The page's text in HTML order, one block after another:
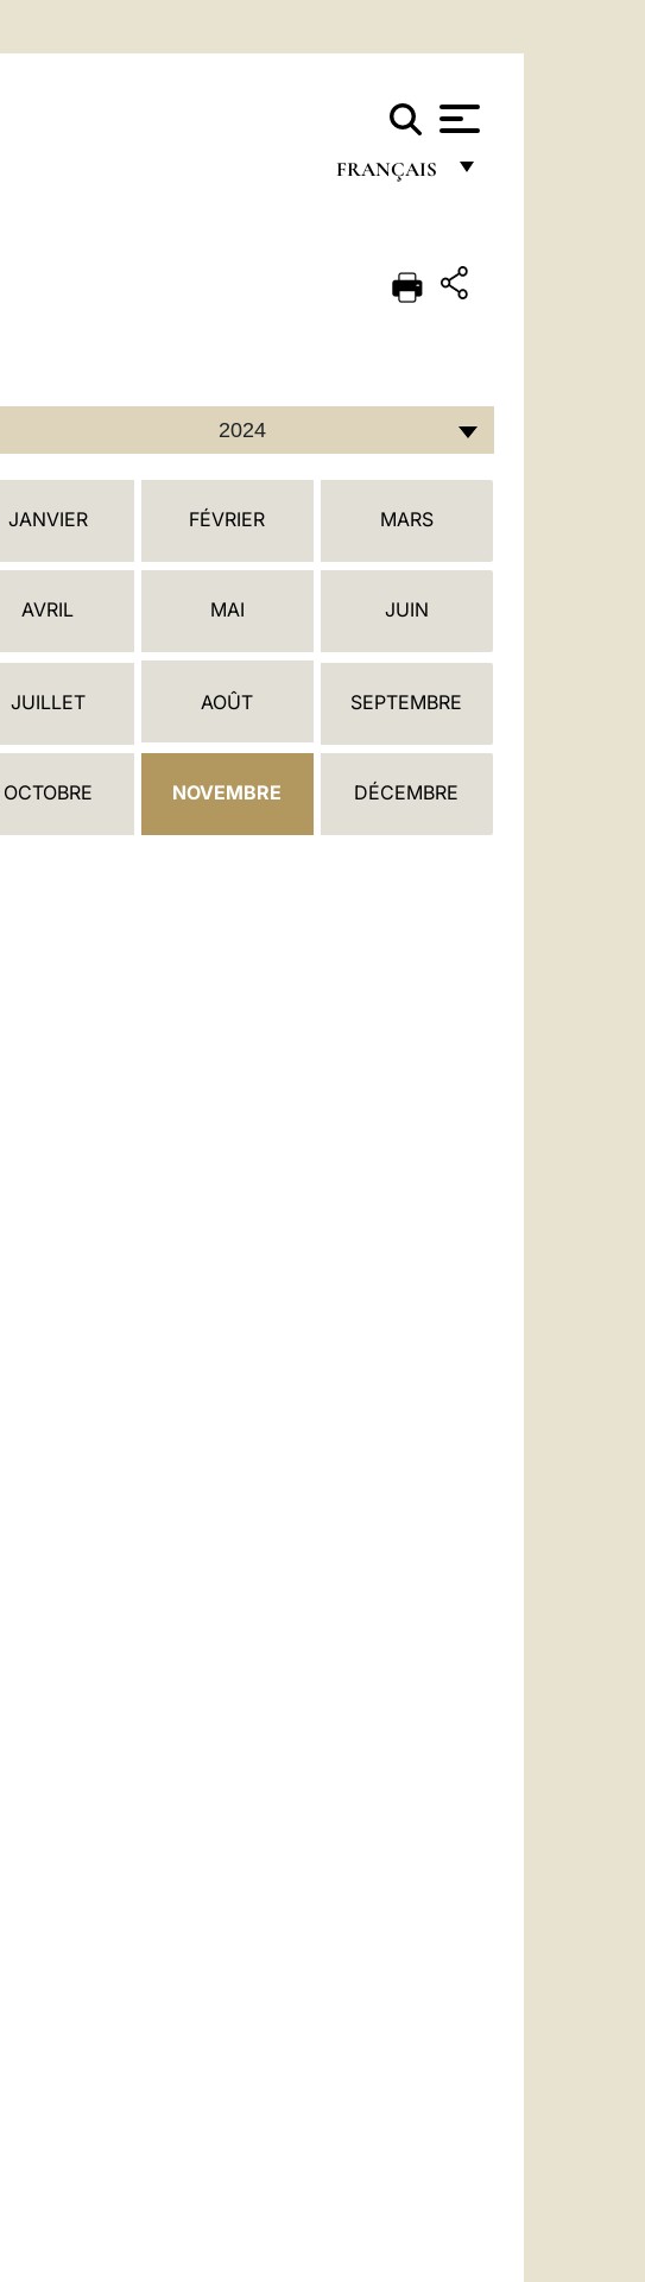
FRANÇAIS
ITALIANO
ESPAÑOL
2024
JANVIER FÉVRIER MARS
AVRIL MAI JUIN
JUILLET AOÛT SEPTEMBRE
OCTOBRE NOVEMBRE DÉCEMBRE